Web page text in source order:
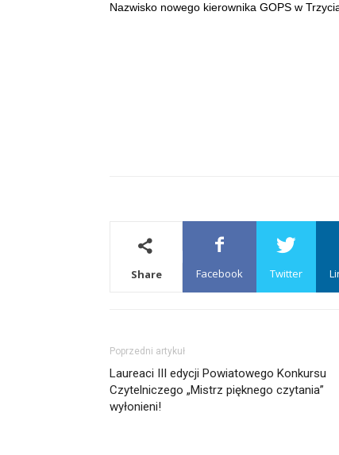
Nazwisko nowego kierownika GOPS w
Share Facebook Twitter
Poprzedni artykuł
Laureaci III edycji Powiatowego Konkursu
Czytelniczego „Mistrz pięknego czytania”
wyłonieni!